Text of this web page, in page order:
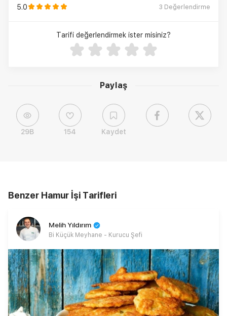
Paylaş
29B 154 Kaydet
5.0 3 Değerlendirme
Tarifi değerlendirmek ister misiniz?
Benzer Hamur İşi Tarifleri
Melih Yıldırım
Bi Küçük Meyhane - Kurucu Şefi